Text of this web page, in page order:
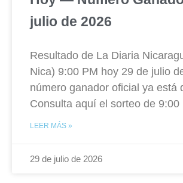
julio de 2026
Resultado de La Diaria
Nica) 9:00 PM hoy 29 de julio
número ganador oficial ya está
Consulta aquí el sorteo de 9:00
LEER MÁS »
29 de julio de 2026